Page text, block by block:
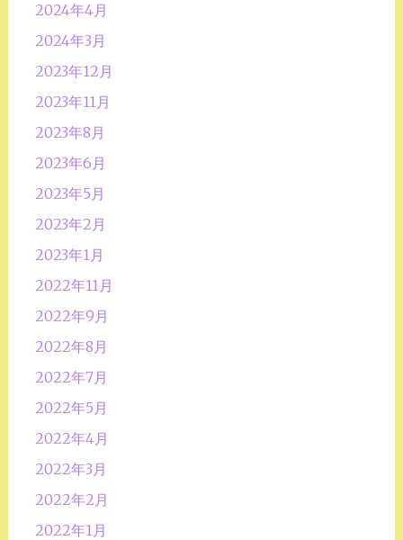
2024年4月
2024年3月
2023年12月
2023年11月
2023年8月
2023年6月
2023年5月
2023年2月
2023年1月
2022年11月
2022年9月
2022年8月
2022年7月
2022年5月
2022年4月
2022年3月
2022年2月
2022年1月